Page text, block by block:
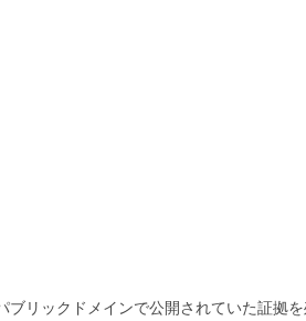
ブリックドメインで公開されていた証拠